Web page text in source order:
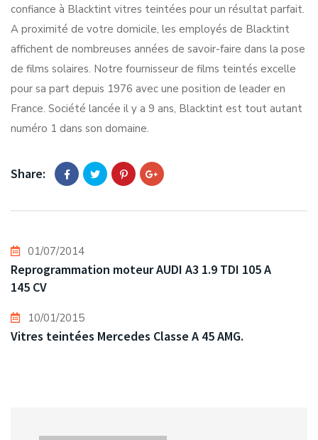
confiance à Blacktint vitres teintées pour un résultat parfait.
A proximité de votre domicile, les employés de Blacktint
affichent de nombreuses années de savoir-faire dans la pose
de films solaires. Notre fournisseur de films teintés excelle
pour sa part depuis 1976 avec une position de leader en
France. Société lancée il y a 9 ans, Blacktint est tout autant
numéro 1 dans son domaine.
Share:
01/07/2014
Reprogrammation moteur AUDI A3 1.9 TDI 105 A
145 CV
10/01/2015
Vitres teintées Mercedes Classe A 45 AMG.